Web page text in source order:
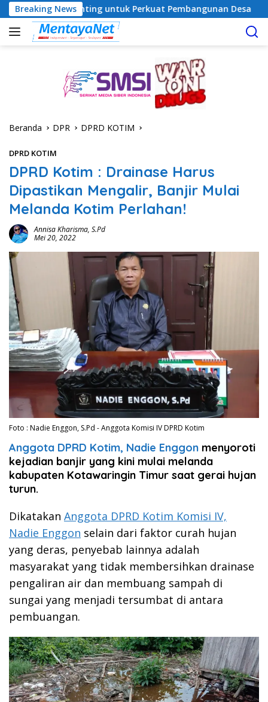
Langsung
ke
konten
Breaking News
untuk Perkuat Pembangunan Desa Usai Tahan 5
Beranda DPR DPRD KOTIM
DPRD KOTIM
DPRD Kotim : Drainase Harus
Dipastikan Mengalir, Banjir Mulai
Melanda Kotim Perlahan!
Annisa Kharisma, S.Pd
Mei 20, 2022
Foto : Nadie Enggon, S.Pd - Anggota Komisi IV DPRD Kotim
Anggota DPRD Kotim, Nadie Enggon menyoroti
kejadian banjir yang kini mulai melanda
kabupaten Kotawaringin Timur saat gerai hujan
turun.
Dikatakan Anggota DPRD Kotim Komisi IV,
Nadie Enggon selain dari faktor curah hujan
yang deras, penyebab lainnya adalah
masyarakat yang tidak membersihkan drainase
pengaliran air dan membuang sampah di
sungai yang menjadi tersumbat di antara
pembuangan.